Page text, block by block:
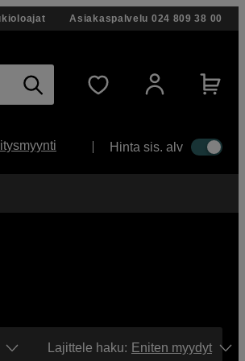
Asiakaspalvelu 024 809 38 00
Hinta sis. alv
Lajittele haku: Eniten myydyt